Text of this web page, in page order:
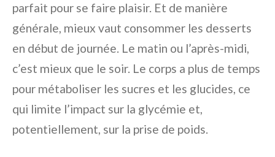
parfait pour se faire plaisir. Et de manière
générale, mieux vaut consommer les desserts
en début de journée. Le matin ou l’après-midi,
c’est mieux que le soir. Le corps a plus de temps
pour métaboliser les sucres et les glucides, ce
qui limite l’impact sur la glycémie et,
potentiellement, sur la prise de poids.